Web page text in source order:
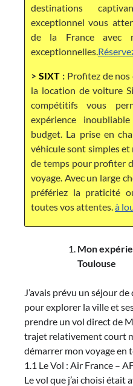
destinations
exceptionnel vous
de la France avec
exceptionnelles.
> SIXT:Profitez de nos
la location de voiture
compétitifs vous
expérience
budget. La prise en
véhicule sont simples
de temps pour profiter
voyage. Avec un large
préfériez la praticité
toutes vos attentes. à
Mon
Toulouse
J’avais prévu un séjour
pour explorer la ville et
prendre un vol direct de
trajet relativement court
démarrer mon voyage en
1.1 Le Vol : Air France –
Le vol que j’ai choisi était